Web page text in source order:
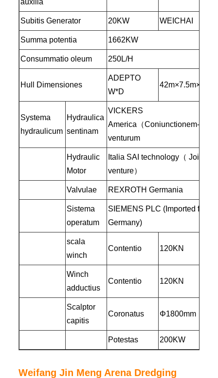
Subitis Generator 20KW WEICHAI
Summa potentia 1662KW
Consummatio oleum 250L/H
Hull Dimensiones
ADEPTO
W*D
42m×7.5m×2.0m
Systema
hydraulicum
Hydraulica
sentinam
VICKERS
America（Coniunctionem-
venturum
Hydraulic
Motor
Italia SAI technology（ Joint-
venture）
Valvulae REXROTH Germania
Sistema
operatum
SIEMENS PLC (Imported from
Germany)
scala
winch
Contentio 120KN
Winch
adductius
Contentio 120KN
Scalptor
capitis
Coronatus Φ1800mm
Potestas 200KW
Weifang Jin Meng Arena Dredging